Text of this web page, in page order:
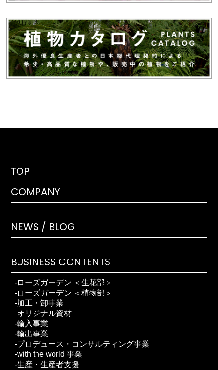
TOP
COMPANY
NEWS / BLOG
BUSINESS CONTENTS
ローズガーデン ＜生花部＞
ローズガーデン ＜植物部＞
加工・卸事業
オリジナル資材
輸入事業
輸出事業
プロデュース・コンサルティング事業
with the world 事業
生産・生産者支援